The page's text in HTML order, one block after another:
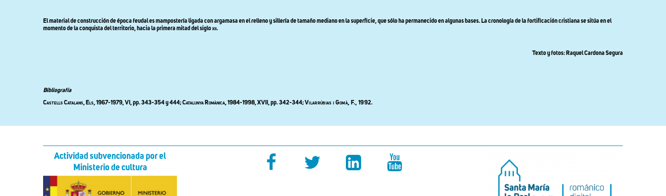
El material de construcción de época feudal es mampostería ligada con argamasa en el relleno y sillería de tamaño mediano en la superficie, que sólo ha permanecido en algunas bases. La cronología de la fortificación cristiana se sitúa en el
momento de la conquista del territorio, hacia la primera mitad del sigloxii.
Texto y fotos: Raquel Cardona Segura
Bibliografía
Castells Catalans, Els,1967-1979, VI, pp. 343-354 y 444;Catalunya Romànica, 1984-1998, XVII,pp. 342-344;Vilarrúbias i Gomà, F., 1992.
Actividad subvencionada por el
Ministerio de cultura